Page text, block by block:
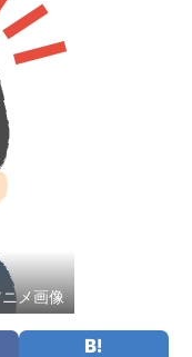
ニメ画像